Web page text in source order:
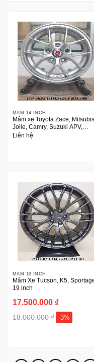
MÂM 14 INCH
Mâm xe Toyota Zace,
Jolie, Camry, Suzuki APV,
Mazda 626 14 inch
Liên hệ
MÂM 19 INCH
Mâm Xe Tucson, K5,
19 inch
17.500.000 ₫
18.000.000₫ -3%